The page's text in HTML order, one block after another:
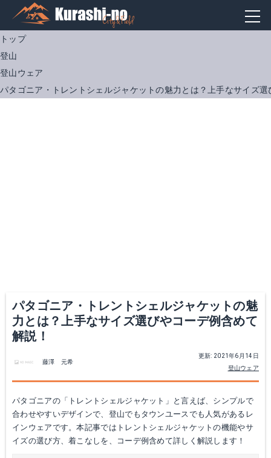
トップ
登山
登山ウェア
パタゴニア・トレントシェルジャケットの魅力とは？上手なサイズ
パタゴニア・トレントシェルジャケットの魅
力とは？上手なサイズ選びやコーデ例含めて
解説！
更新: 2021年6月14日
登山ウェア
藤澤 元希
パタゴニアの「トレントシェルジャケット」と言えば、シンプルで
合わせやすいデザインで、登山でもタウンユースでも人気があるレ
インウェアです。本記事ではトレントシェルジャケットの機能やサ
イズの選び方、着こなしを、コーデ例含めて詳しく解説します！
Amazonで詳細を見る Amazonで詳細を見る